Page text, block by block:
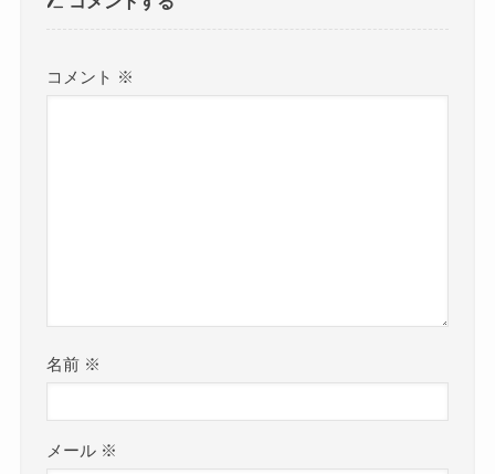
コメント ※
名前 ※
メール ※